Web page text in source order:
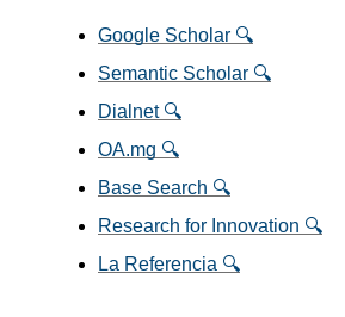
Google Scholar 🔍
Semantic Scholar 🔍
Dialnet 🔍
OA.mg 🔍
Base Search 🔍
Research for Innovation 🔍
La Referencia 🔍